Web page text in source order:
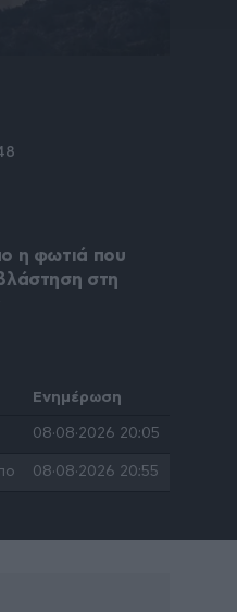
η φωτιά που
στη
Ενημέρωση
08·08·2026 20:05
08·08·2026 20:55